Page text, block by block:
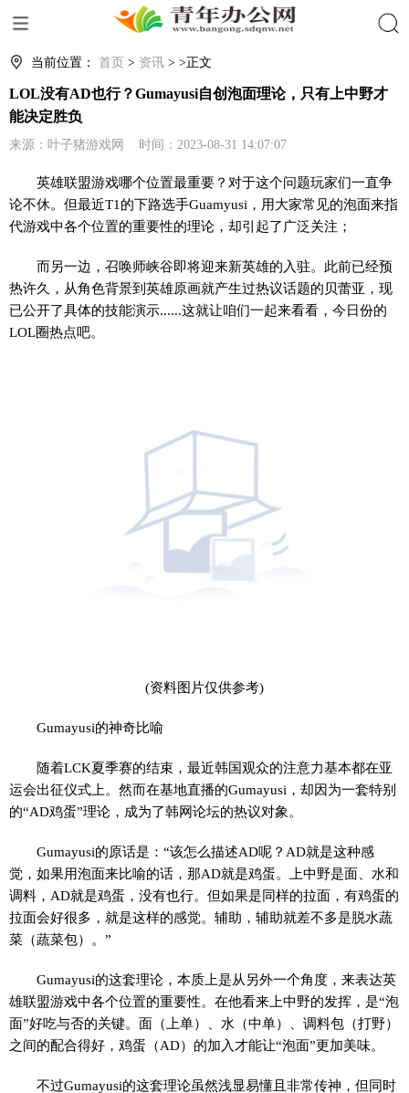
当前位置： 首页 > 资讯 > >正文
LOL没有AD也行？Gumayusi自创泡面理论，只有上中野才
能决定胜负
来源：叶子猪游戏网 时间：2023-08-31 14:07:07
英雄联盟游戏哪个位置最重要？对于这个问题玩家们一直争
论不休。但最近T1的下路选手Guamyusi，用大家常见的泡面来指
代游戏中各个位置的重要性的理论，却引起了广泛关注；
而另一边，召唤师峡谷即将迎来新英雄的入驻。此前已经预
热许久，从角色背景到英雄原画就产生过热议话题的贝蕾亚，现
已公开了具体的技能演示......这就让咱们一起来看看，今日份的
LOL圈热点吧。
(资料图片仅供参考)
Gumayusi的神奇比喻
随着LCK夏季赛的结束，最近韩国观众的注意力基本都在亚
运会出征仪式上。然而在基地直播的Gumayusi，却因为一套特别
的“AD鸡蛋”理论，成为了韩网论坛的热议对象。
Gumayusi的原话是：“该怎么描述AD呢？AD就是这种感
觉，如果用泡面来比喻的话，那AD就是鸡蛋。上中野是面、水和
调料，AD就是鸡蛋，没有也行。但如果是同样的拉面，有鸡蛋的
拉面会好很多，就是这样的感觉。辅助，辅助就差不多是脱水蔬
菜（蔬菜包）。”
Gumayusi的这套理论，本质上是从另外一个角度，来表达英
雄联盟游戏中各个位置的重要性。在他看来上中野的发挥，是“泡
面”好吃与否的关键。面（上单）、水（中单）、调料包（打野）
之间的配合得好，鸡蛋（AD）的加入才能让“泡面”更加美味。
不过Gumayusi的这套理论虽然浅显易懂且非常传神，但同时